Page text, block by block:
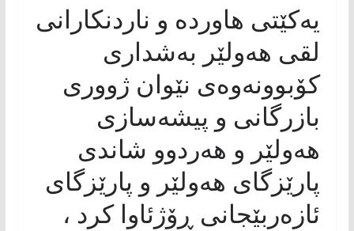
یەکێتی هاوردە و ناردنکارانی
لقی هەولێر بەشداری
کۆبوونەوەی نێوان ژووری
بازرگانی و پیشەسازی
هەولێر و هەردوو شاندی
پارێزگای هەولێر و پارێزگای
ئازەربێجانی ڕۆژئاوا کرد ،